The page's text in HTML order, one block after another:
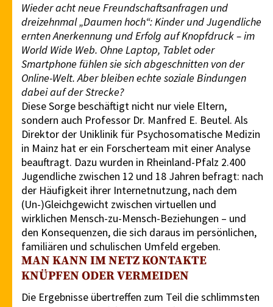
Wieder acht neue Freundschaftsanfragen und
dreizehnmal „Daumen hoch“: Kinder und Jugendliche
ernten Anerkennung und Erfolg auf Knopfdruck – im
World Wide Web. Ohne Laptop, Tablet oder
Smartphone fühlen sie sich abgeschnitten von der
Online-Welt. Aber bleiben echte soziale Bindungen
dabei auf der Strecke?
Diese Sorge beschäftigt nicht nur viele Eltern,
sondern auch Professor Dr. Manfred E. Beutel. Als
Direktor der Uniklinik für Psychosomatische Medizin
in Mainz hat er ein Forscherteam mit einer Analyse
beauftragt. Dazu wurden in Rheinland-Pfalz 2.400
Jugendliche zwischen 12 und 18 Jahren befragt: nach
der Häufigkeit ihrer Internetnutzung, nach dem
(Un-)Gleichgewicht zwischen virtuellen und
wirklichen Mensch-zu-Mensch-Beziehungen – und
den Konsequenzen, die sich daraus im persönlichen,
familiären und schulischen Umfeld ergeben.
MAN KANN IM NETZ KONTAKTE
KNÜPFEN ODER VERMEIDEN
Die Ergebnisse übertreffen zum Teil die schlimmsten